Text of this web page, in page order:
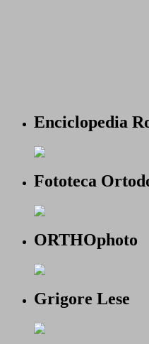
Enciclopedia
Fototeca
ORTHOphoto
Grigore Lese